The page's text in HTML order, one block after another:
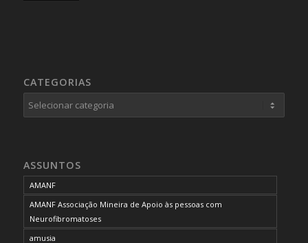
CATEGORIAS
Categorias
ASSUNTOS
AMANF
AMANF Associação Mineira de Apoio às pessoas com
Neurofibromatoses
amusia